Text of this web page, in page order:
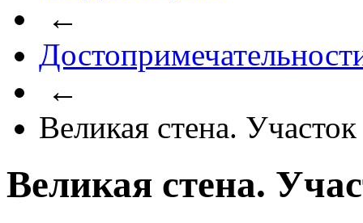
←
←
Великая стена.
Великая стена.